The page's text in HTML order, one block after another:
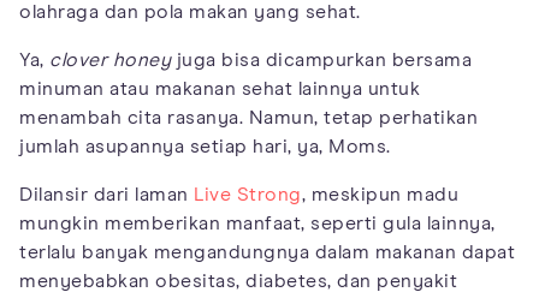
olahraga dan pola makan yang sehat.
Ya, clover honeyjuga bisa dicampurkan bersama
minuman atau makanan sehat lainnya untuk
menambah cita rasanya. Namun, tetap perhatikan
jumlah asupannya setiap hari, ya, Moms.
Dilansir dari laman Live Strong, meskipun madu
mungkin memberikan manfaat, seperti gula lainnya,
terlalu banyak mengandungnya dalam makanan dapat
menyebabkan obesitas, diabetes, dan penyakit